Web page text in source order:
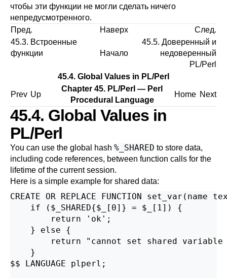
чтобы эти функции не могли сделать ничего
непредусмотренного.
Пред.
Наверх
След.
45.3. Встроенные
функции
Начало
45.5. Доверенный и
недоверенный
PL/Perl
45.4. Global Values in PL/Perl
Prev Up
Chapter 45. PL/Perl — Perl
Procedural Language
Home Next
45.4. Global Values in
PL/Perl
You can use the global hash %_SHARED to store data,
including code references, between function calls for the
lifetime of the current session.
Here is a simple example for shared data:
CREATE OR REPLACE FUNCTION
    if ($_SHARED{$_[0]} = $_[1]) {
        return 'ok';
    } else {
return "cannot set shared variable
    }
$$ LANGUAGE plperl;